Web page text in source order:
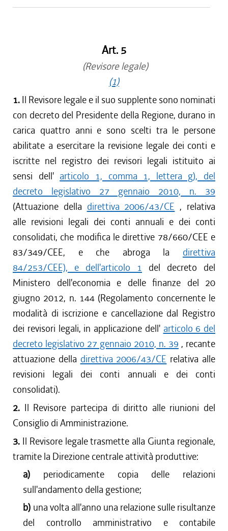
Art. 5
(Revisore legale)
(1)
1. Il Revisore legale e il suo supplente sono nominati
con decreto del Presidente della Regione, durano in
carica quattro anni e sono scelti tra le persone
abilitate a esercitare la revisione legale dei conti e
iscritte nel registro dei revisori legali istituito ai
sensi dell' articolo 1, comma 1, lettera g), del
decreto legislativo 27 gennaio 2010, n. 39
(Attuazione della direttiva 2006/43/CE , relativa
alle revisioni legali dei conti annuali e dei conti
consolidati, che modifica le direttive 78/660/CEE e
83/349/CEE, e che abroga la direttiva
84/253/CEE), e dell'articolo 1 del decreto del
Ministero dell'economia e delle finanze del 20
giugno 2012, n. 144 (Regolamento concernente le
modalità di iscrizione e cancellazione dal Registro
dei revisori legali, in applicazione dell' articolo 6 del
decreto legislativo 27 gennaio 2010, n. 39 , recante
attuazione della direttiva 2006/43/CE relativa alle
revisioni legali dei conti annuali e dei conti
consolidati).
2. Il Revisore partecipa di diritto alle riunioni del
Consiglio di Amministrazione.
3. Il Revisore legale trasmette alla Giunta regionale,
tramite la Direzione centrale attività produttive:
a) periodicamente copia delle relazioni
sull'andamento della gestione;
b) una volta all'anno una relazione sulle risultanze
del controllo amministrativo e contabile